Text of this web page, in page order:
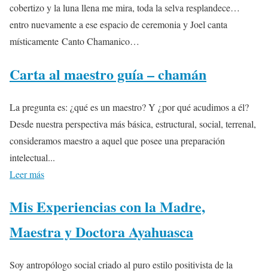
cobertizo y la luna llena me mira, toda la selva resplandece…
entro nuevamente a ese espacio de ceremonia y Joel canta
místicamente Canto Chamanico…
Carta al maestro guía – chamán
La pregunta es: ¿qué es un maestro? Y ¿por qué acudimos a él?
Desde nuestra perspectiva más básica, estructural, social, terrenal,
consideramos maestro a aquel que posee una preparación
intelectual...
Leer más
Mis Experiencias con la Madre,
Maestra y Doctora Ayahuasca
Soy antropólogo social criado al puro estilo positivista de la